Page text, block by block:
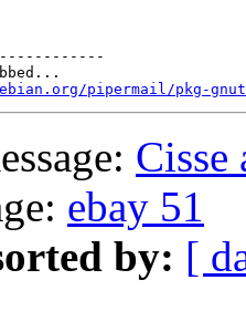
pipermail/pkg-
Cisse
ebay 51
by: [